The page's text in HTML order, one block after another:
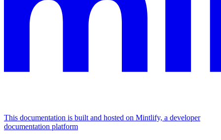
This documentation is built and hosted on Mintlify, a developer
documentation platform